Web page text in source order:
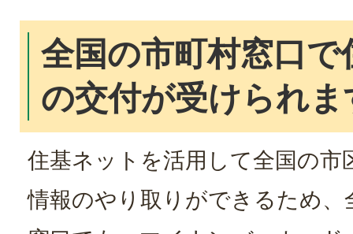
全国の市町村窓口で
の交付が受けられま
住基ネットを活用して全国の市
情報のやり取りができるため、